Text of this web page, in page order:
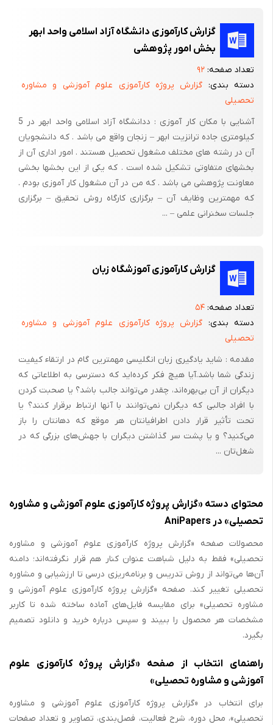
گزارش کارآموزی دانشگاه آزاد اسلامی واحد ابهر
بخش امور پژوهشی
تعداد صفحه: ۹۲
دسته بندی: گزارش پروژه کارآموزی علوم آموزشی و مشاوره
تحصیلی
آشنایی با مکان کار آموزی : ددانشگاه آزاد اسلامی واحد ابهر در 5
کیلومتری جاده ترانزیت ابهر – زنجان واقع می باشد . که دانشجویان
آن در رشته های مختلف مشغول تحصیل هستند . امور اداری آن از
بخشهای متفاوتی تشکیل شده است . که یکی از این بخشها بخشی
معاونت پژوهشی می باشد . که من در آن مشغول کار آموزی بودم .
که مهمترین وظایف آن – برگزاری کارگاه روش تحقیق – برگزاری
جلسات سخنرانی علمی – ...
گزارش کارآموزی آموزشگاه زبان
تعداد صفحه: ۵۴
دسته بندی: گزارش پروژه کارآموزی علوم آموزشی و مشاوره
تحصیلی
مقدمه : شاید یادگیری زبان انگلیسی مهمترین گام در ارتقاء کیفیت
زندگی شما باشد.آیا هیچ فکر کرده‌اید که دسترسی به اطلاعاتی که
دیگران از آن بی‌بهره‌اند، چقدر می‌تواند جالب باشد؟ یا صحبت کردن
با افراد جالبی که دیگران نمی‌توانند با آنها ارتباط برقرار کنند؟ یا
تحت تأثیر قرار دادن اطرافیانتان هر موقع که دهانتان را باز
می‌کنید؟ و یا پشت سر گذاشتن دیگران با جهش‌های بزرگی که در
شغل‌تان ...
محتوای دسته «گزارش پروژه کارآموزی علوم آموزشی و مشاوره
تحصیلی» در AniPapers
محصولات صفحه «گزارش پروژه کارآموزی علوم آموزشی و مشاوره
تحصیلی» فقط به دلیل شباهت عنوان کنار هم قرار نگرفته‌اند؛ دامنه
آن‌ها می‌تواند از روش تدریس و برنامه‌ریزی درسی تا ارزشیابی و مشاوره
تحصیلی تغییر کند. صفحه «گزارش پروژه کارآموزی علوم آموزشی و
مشاوره تحصیلی» برای مقایسه فایل‌های آماده ساخته شده تا کاربر
مشخصات هر محصول را ببیند و سپس درباره خرید و دانلود تصمیم
بگیرد.
راهنمای انتخاب از صفحه «گزارش پروژه کارآموزی علوم
آموزشی و مشاوره تحصیلی»
برای انتخاب در «گزارش پروژه کارآموزی علوم آموزشی و مشاوره
تحصیلی»، محل دوره، شرح فعالیت، فصل‌بندی، تصاویر و تعداد صفحات